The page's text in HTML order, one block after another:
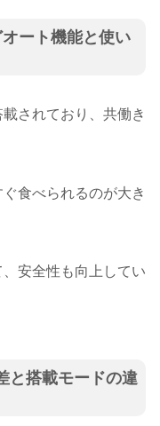
ート機能と使い
されており、共働き
食べられるのが大き
安全性も向上してい
と搭載モードの違